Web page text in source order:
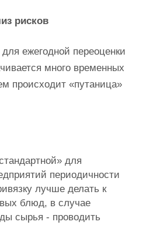
рисков
ежегодной переоценки
много временных
происходит «путаница»
для
периодичности
лучше делать к
блюд, в случае
сырья - проводить